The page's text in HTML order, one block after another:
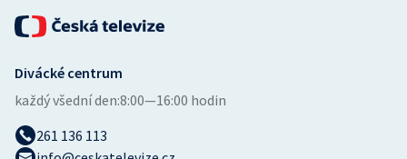
Divácké centrum
každý všední den:8:00—16:00 hodin
261 136 113